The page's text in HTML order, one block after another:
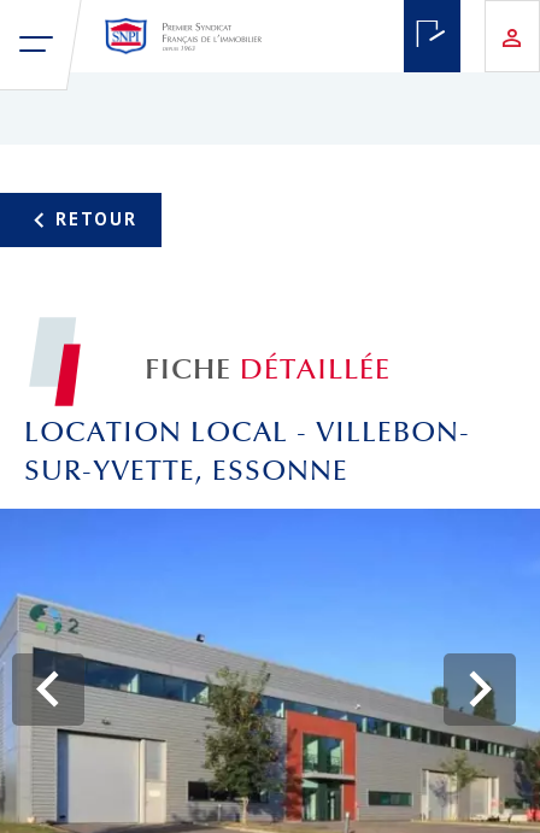
FICHE DÉTAILLÉE
LOCATION LOCAL - VILLEBON-
SUR-YVETTE, ESSONNE